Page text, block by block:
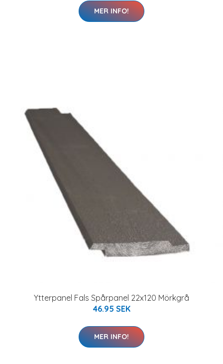
MER INFO!
Ytterpanel Fals Spårpanel 22x120 Mörkgrå
46.95 SEK
MER INFO!